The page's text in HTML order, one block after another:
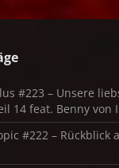
#223 – Unsere
14 feat. Benny von
#222 – Rückblick